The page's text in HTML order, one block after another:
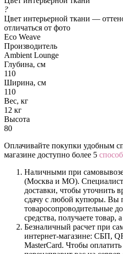
?
Цвет интерьерной ткани —
отличаться от фото
Eco Weave
Производитель
Ambient Lounge
Глубина, см
110
Ширина, см
110
Вес, кг
12 кг
Высота
80
Оплачивайте покупки удобным
магазине доступно более 5
Наличными при
(Москва и МО). Специалист
доставки, чтобы уточнить
сдачу с любой купюры. Вы
товаросопроводительные
средства, получаете товар,
Безналичный расчет при
интернет-магазине: СБП,
MasterCard. Чтобы